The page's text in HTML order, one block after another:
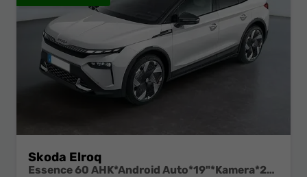
Skoda Elroq
Essence 60 AHK*Android Auto*19"*Kamera*2Z-Klimaauto*Totwinkel*LED*Tempomat